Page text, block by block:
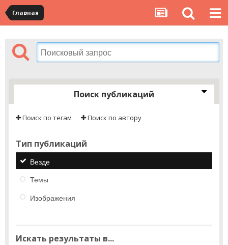
Главная
Поиск публикаций
Поиск по тегам Поиск по автору
Тип публикаций
Везде
Темы
Изображения
Искать результаты в...